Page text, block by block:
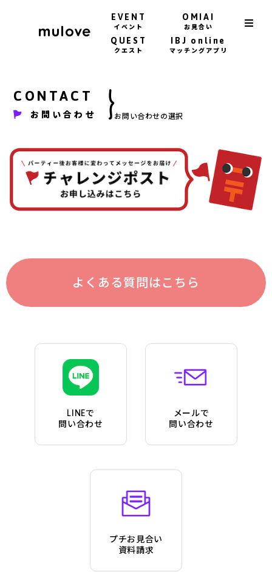
EVENT
イベント
OMIAI
お見合い
QUEST
クエスト
IBJ online
マッチングアプリ
CONTACT
お問い合わせ お問い合わせの選択
よくある質問はこちら
LINEで
問い合わせ
メールで
問い合わせ
プチお見合い
資料請求